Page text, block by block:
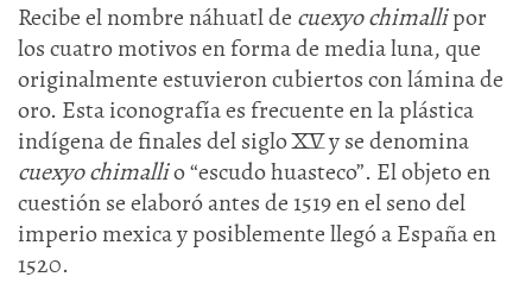
Recibe el nombre náhuatl de cuexyo chimallipor
los cuatro motivos en forma de media luna, que
originalmente estuvieron cubiertos con lámina de
oro. Esta iconografía es frecuente en la plástica
indígena de finales del siglo XV y se denomina
cuexyo chimallio “escudo huasteco”. El objeto en
cuestión se elaboró antes de 1519 en el seno del
imperio mexica y posiblemente llegó a España en
1520.